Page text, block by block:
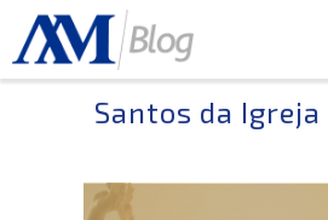
Santos da Igreja